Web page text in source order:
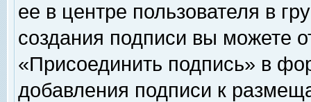
ее в центре пользователя в
создания подписи вы можете
«Присоединить подпись» в
добавления подписи к